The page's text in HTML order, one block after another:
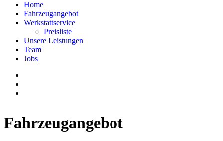
Home
Fahrzeugangebot
Werkstattservice
Preisliste
Unsere Leistungen
Team
Jobs
Fahrzeugangebot